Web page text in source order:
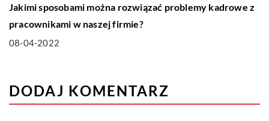
Jakimi sposobami można rozwiązać problemy kadrowe z
pracownikami w naszej firmie?
08-04-2022
DODAJ KOMENTARZ